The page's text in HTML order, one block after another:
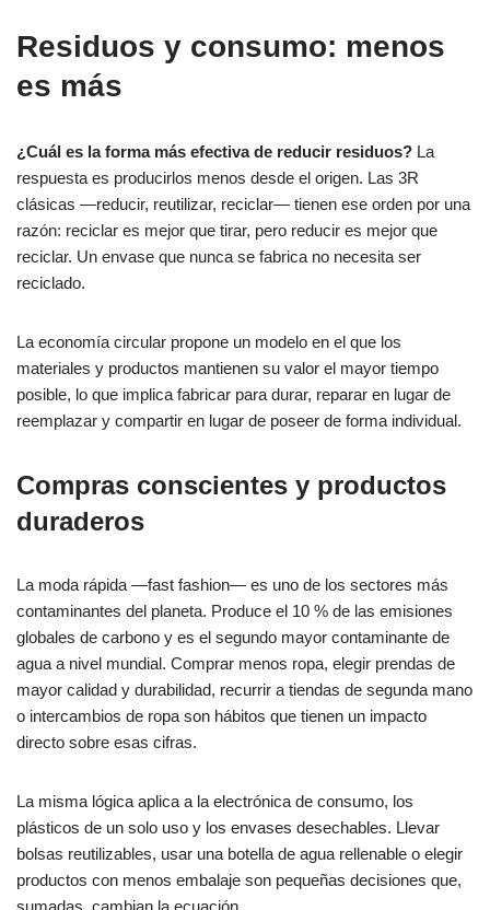
Residuos y consumo: menos
es más
¿Cuál es la forma más efectiva de reducir residuos? La
respuesta es producirlos menos desde el origen. Las 3R
clásicas —reducir, reutilizar, reciclar— tienen ese orden por una
razón: reciclar es mejor que tirar, pero reducir es mejor que
reciclar. Un envase que nunca se fabrica no necesita ser
reciclado.
La economía circular propone un modelo en el que los
materiales y productos mantienen su valor el mayor tiempo
posible, lo que implica fabricar para durar, reparar en lugar de
reemplazar y compartir en lugar de poseer de forma individual.
Compras conscientes y productos
duraderos
La moda rápida —fast fashion— es uno de los sectores más
contaminantes del planeta. Produce el 10 % de las emisiones
globales de carbono y es el segundo mayor contaminante de
agua a nivel mundial. Comprar menos ropa, elegir prendas de
mayor calidad y durabilidad, recurrir a tiendas de segunda mano
o intercambios de ropa son hábitos que tienen un impacto
directo sobre esas cifras.
La misma lógica aplica a la electrónica de consumo, los
plásticos de un solo uso y los envases desechables. Llevar
bolsas reutilizables, usar una botella de agua rellenable o elegir
productos con menos embalaje son pequeñas decisiones que,
sumadas, cambian la ecuación.